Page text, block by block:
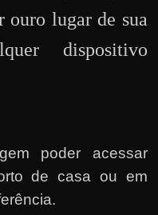
ouro lugar de sua
dispositivo
poder acessar
de casa ou em